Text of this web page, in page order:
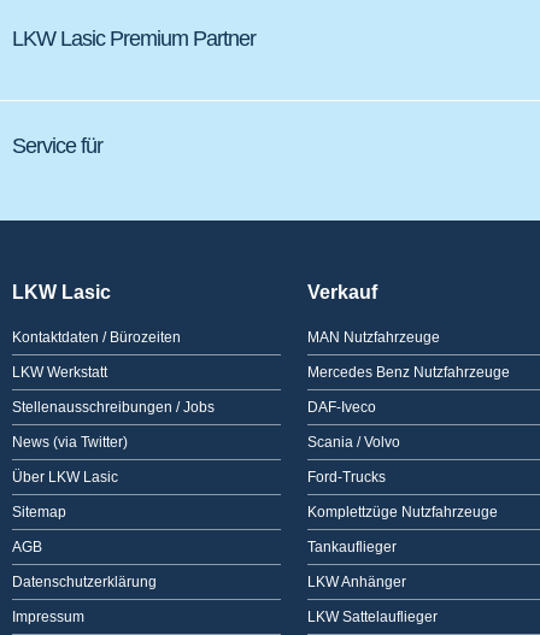
LKW Lasic Premium Partner
Service für
LKW Lasic
Kontaktdaten / Bürozeiten
LKW Werkstatt
Stellenausschreibungen / Jobs
News (via Twitter)
Über LKW Lasic
Sitemap
AGB
Datenschutzerklärung
Impressum
Verkauf
MAN Nutzfahrzeuge
Mercedes Benz Nutzfahrzeuge
DAF-Iveco
Scania / Volvo
Ford-Trucks
Komplettzüge Nutzfahrzeuge
Tankauflieger
LKW Anhänger
LKW Sattelauflieger